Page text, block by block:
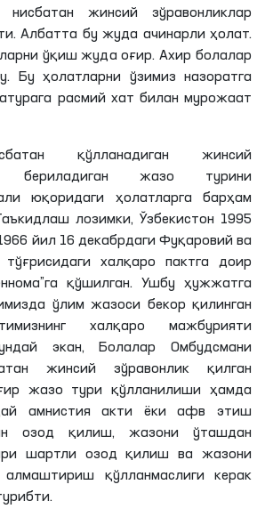
жинсий зўравонликлар
Албатта бу жуда ачинарли ҳолат.
ўқиш жуда оғир. Ахир болалар
Бу ҳолатларни ўзимиз назоратга
расмий хат билан мурожаат
қўлланадиган жинсий
бериладиган жазо турини
юқоридаги ҳолатларга барҳам
лозимки, Ўзбекистон 1995
йил 16 декабрдаги Фуқаровий ва
халқаро пактга доир
га қўшилган. Ушбу ҳужжатга
ўлим жазоси бекор қилинган
халқаро мажбурияти
экан, Болалар Омбудсмани
жинсий зўравонлик қилган
жазо тури қўлланилиши ҳамда
амнистия акти ёки афв этиш
озод қилиш, жазони ўташдан
шартли озод қилиш ва жазони
қўлланмаслиги керак
.